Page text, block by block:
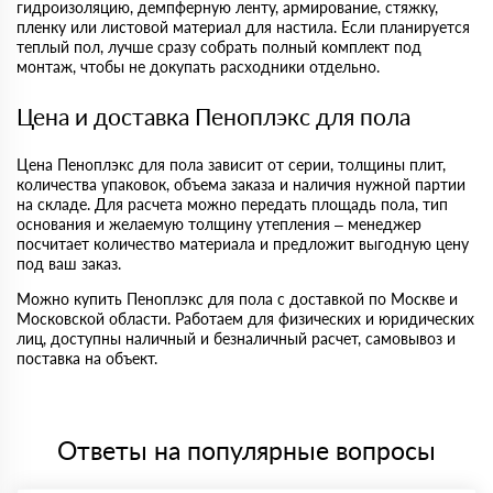
гидроизоляцию, демпферную ленту, армирование, стяжку,
пленку или листовой материал для настила. Если планируется
теплый пол, лучше сразу собрать полный комплект под
монтаж, чтобы не докупать расходники отдельно.
Цена и доставка Пеноплэкс для пола
Цена Пеноплэкс для пола зависит от серии, толщины плит,
количества упаковок, объема заказа и наличия нужной партии
на складе. Для расчета можно передать площадь пола, тип
основания и желаемую толщину утепления – менеджер
посчитает количество материала и предложит выгодную цену
под ваш заказ.
Можно купить Пеноплэкс для пола с доставкой по Москве и
Московской области. Работаем для физических и юридических
лиц, доступны наличный и безналичный расчет, самовывоз и
поставка на объект.
Ответы на популярные вопросы